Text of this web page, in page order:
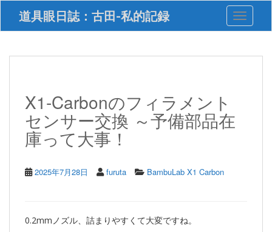
i
道具眼日誌：古田-私的記録 Toggle
X1-Carbonのフィラメント
センサー交換 ～予備部品在
庫って大事！
2025年7月28日 furuta BambuLab X1 Carbon
0.2mmノズル、詰まりやすくて大変ですね。